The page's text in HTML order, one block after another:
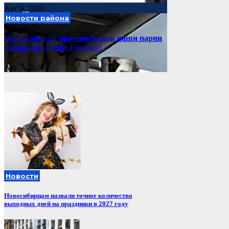
Авг 6, 2026
Новости района
Испытание на прочность: как наши парни
покорили «Гонку Героев»!
Авг 3, 2026
Новости
Новосибирцам назвали точное количество
выходных дней на праздники в 2027 году